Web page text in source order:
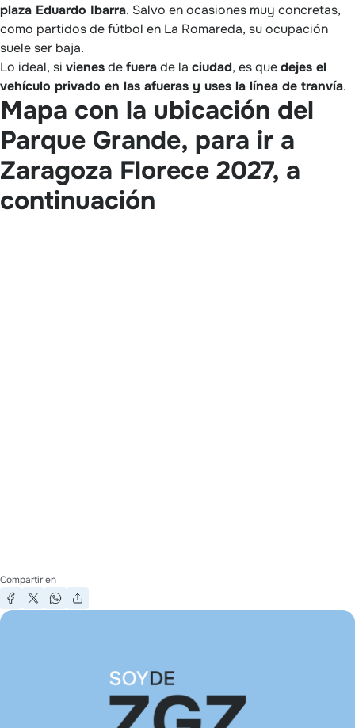
plaza Eduardo Ibarra. Salvo en ocasiones muy concretas,
como partidos de fútbol en La Romareda, su ocupación
suele ser baja.
Lo ideal, si vienesdefuerade la ciudad, es quedejes el
vehículo privado en las afueras y uses la línea de tranvía.
Mapa con la ubicación del
Parque Grande, para ir a
Zaragoza Florece 2027, a
continuación
Compartir en